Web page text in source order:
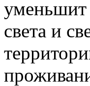
уменьшит
света и